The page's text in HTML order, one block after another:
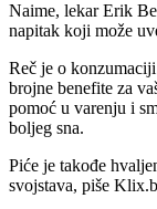
Naime, lekar Erik
napitak koji može
Reč je o
brojne benefite za
pomoć u varenju i
boljeg sna.
Piće je takođe
svojstava, piše